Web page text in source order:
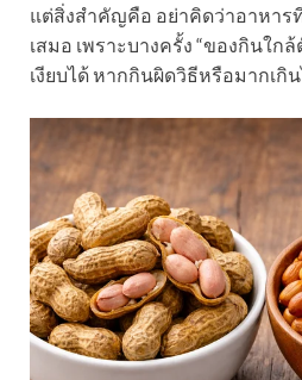
แต่สิ่งสำคัญคือ อย่าคิดว่าอาหาร
เสมอ เพราะบางครั้ง “ของกินใก
เงียบได้ หากกินผิดวิธีหรือมากเกิ